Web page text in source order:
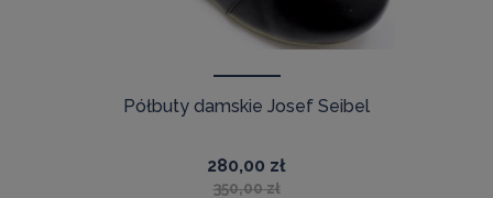
Półbuty damskie Josef Seibel
280,00 zł
350,00 zł